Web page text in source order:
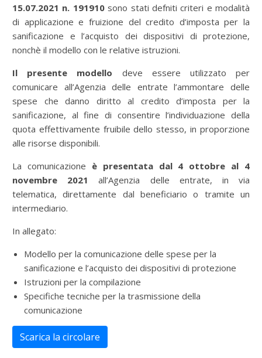
15.07.2021 n. 191910 sono stati defniti criteri e modalità
di applicazione e fruizione del credito d’imposta per la
sanificazione e l’acquisto dei dispositivi di protezione,
nonchè il modello con le relative istruzioni.
Il presente modello deve essere utilizzato per
comunicare all’Agenzia delle entrate l’ammontare delle
spese che danno diritto al credito d’imposta per la
sanificazione, al fine di consentire l’individuazione della
quota effettivamente fruibile dello stesso, in proporzione
alle risorse disponibili.
La comunicazione è presentata dal 4 ottobre al 4
novembre 2021
all’Agenzia delle entrate, in via
telematica, direttamente dal beneficiario o tramite un
intermediario.
In allegato:
Modello per la comunicazione delle spese per la
sanificazione e l’acquisto dei dispositivi di protezione
Istruzioni per la compilazione
Specifiche tecniche per la trasmissione della
comunicazione
Scarica la circolare